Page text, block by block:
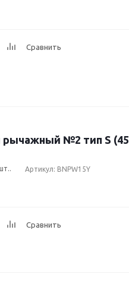
Сравнить
№2 тип S (45
Артикул: BNPW15Y
Сравнить